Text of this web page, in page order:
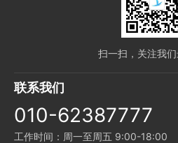
扫一扫，关注我
联系我们
010-62387777
工作时间：周一至周五 9:00-18:00